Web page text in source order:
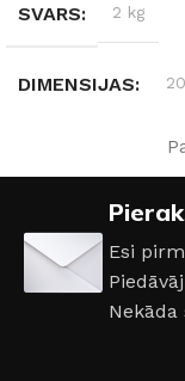
SVARS 2 kg
DIMENSIJAS
Esi